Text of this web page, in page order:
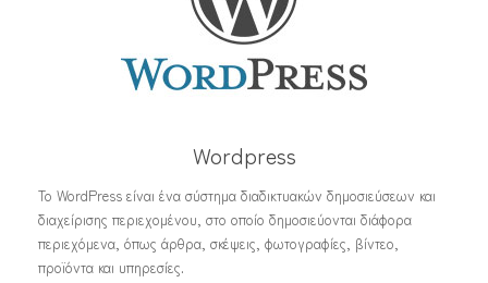
Wordpress
Το WordPress είναι ένα σύστημα διαδικτυακών δημοσιεύσεων και
διαχείρισης περιεχομένου, στο οποίο δημοσιεύονται διάφορα
περιεχόμενα, όπως άρθρα, σκέψεις, φωτογραφίες, βίντεο,
προϊόντα και υπηρεσίες.